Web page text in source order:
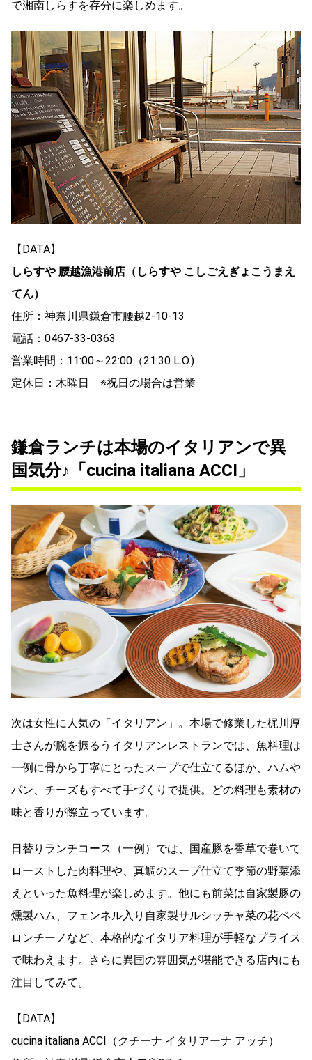
で湘南しらすを存分に楽しめます。
【DATA】
しらすや 腰越漁港前店（しらすや こしごえぎょこうまえ
てん）
住所：神奈川県鎌倉市腰越2-10-13
電話：0467-33-0363
営業時間：11:00～22:00（21:30 L.O.)
定休日：木曜日 ※祝日の場合は営業
鎌倉ランチは本場のイタリアンで異
国気分♪「cucina italiana ACCI」
次は女性に人気の「イタリアン」。本場で修業した梶川厚
士さんが腕を振るうイタリアンレストランでは、魚料理は
一例に骨から丁寧にとったスープで仕立てるほか、ハムや
パン、チーズもすべて手づくりで提供。どの料理も素材の
味と香りが際立っています。
日替りランチコース（一例）では、国産豚を香草で巻いて
ローストした肉料理や、真鯛のスープ仕立て季節の野菜添
えといった魚料理が楽しめます。他にも前菜は自家製豚の
燻製ハム、フェンネル入り自家製サルシッチャ菜の花ペペ
ロンチーノなど、本格的なイタリア料理が手軽なプライス
で味わえます。さらに異国の雰囲気が堪能できる店内にも
注目してみて。
【DATA】
cucina italiana ACCI（クチーナ イタリアーナ アッチ）